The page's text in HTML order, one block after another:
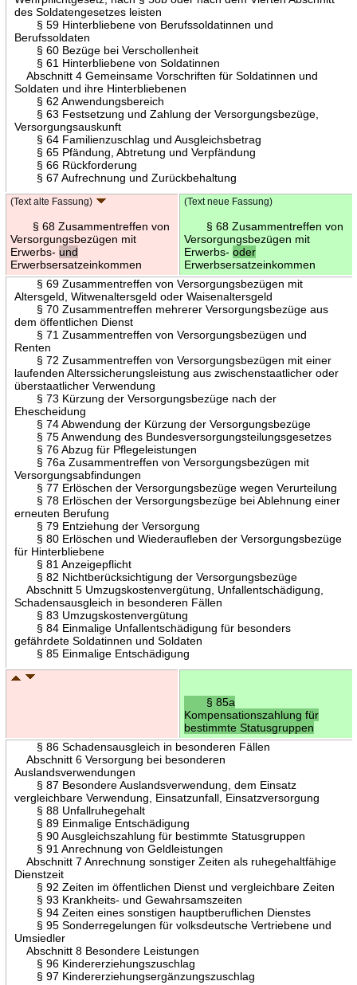
des Soldatengesetzes leisten
§ 59 Hinterbliebene von Berufssoldatinnen und
Berufssoldaten
§ 60 Bezüge bei Verschollenheit
§ 61 Hinterbliebene von Soldatinnen
Abschnitt 4 Gemeinsame Vorschriften für Soldatinnen und
Soldaten und ihre Hinterbliebenen
§ 62 Anwendungsbereich
§ 63 Festsetzung und Zahlung der Versorgungsbezüge,
Versorgungsauskunft
§ 64 Familienzuschlag und Ausgleichsbetrag
§ 65 Pfändung, Abtretung und Verpfändung
§ 66 Rückforderung
§ 67 Aufrechnung und Zurückbehaltung
(Text alte Fassung)
§ 68 Zusammentreffen von
Versorgungsbezügen mit
Erwerbs- und
Erwerbsersatzeinkommen
(Text neue Fassung)
§ 68 Zusammentreffen von
Versorgungsbezügen mit
Erwerbs- oder
Erwerbsersatzeinkommen
§ 69 Zusammentreffen von Versorgungsbezügen mit
Altersgeld, Witwenaltersgeld oder Waisenaltersgeld
§ 70 Zusammentreffen mehrerer Versorgungsbezüge aus
dem öffentlichen Dienst
§ 71 Zusammentreffen von Versorgungsbezügen und
Renten
§ 72 Zusammentreffen von Versorgungsbezügen mit einer
laufenden Alterssicherungsleistung aus zwischenstaatlicher oder
überstaatlicher Verwendung
§ 73 Kürzung der Versorgungsbezüge nach der
Ehescheidung
§ 74 Abwendung der Kürzung der Versorgungsbezüge
§ 75 Anwendung des Bundesversorgungsteilungsgesetzes
§ 76 Abzug für Pflegeleistungen
§ 76a Zusammentreffen von Versorgungsbezügen mit
Versorgungsabfindungen
§ 77 Erlöschen der Versorgungsbezüge wegen Verurteilung
§ 78 Erlöschen der Versorgungsbezüge bei Ablehnung einer
erneuten Berufung
§ 79 Entziehung der Versorgung
§ 80 Erlöschen und Wiederaufleben der Versorgungsbezüge
für Hinterbliebene
§ 81 Anzeigepflicht
§ 82 Nichtberücksichtigung der Versorgungsbezüge
Abschnitt 5 Umzugskostenvergütung, Unfallentschädigung,
Schadensausgleich in besonderen Fällen
§ 83 Umzugskostenvergütung
§ 84 Einmalige Unfallentschädigung für besonders
gefährdete Soldatinnen und Soldaten
§ 85 Einmalige Entschädigung
§ 85a
Kompensationszahlung für
bestimmte Statusgruppen
§ 86 Schadensausgleich in besonderen Fällen
Abschnitt 6 Versorgung bei besonderen
Auslandsverwendungen
§ 87 Besondere Auslandsverwendung, dem Einsatz
vergleichbare Verwendung, Einsatzunfall, Einsatzversorgung
§ 88 Unfallruhegehalt
§ 89 Einmalige Entschädigung
§ 90 Ausgleichszahlung für bestimmte Statusgruppen
§ 91 Anrechnung von Geldleistungen
Abschnitt 7 Anrechnung sonstiger Zeiten als ruhegehaltfähige
Dienstzeit
§ 92 Zeiten im öffentlichen Dienst und vergleichbare Zeiten
§ 93 Krankheits- und Gewahrsamszeiten
§ 94 Zeiten eines sonstigen hauptberuflichen Dienstes
§ 95 Sonderregelungen für volksdeutsche Vertriebene und
Umsiedler
Abschnitt 8 Besondere Leistungen
§ 96 Kindererziehungszuschlag
§ 97 Kindererziehungsergänzungszuschlag